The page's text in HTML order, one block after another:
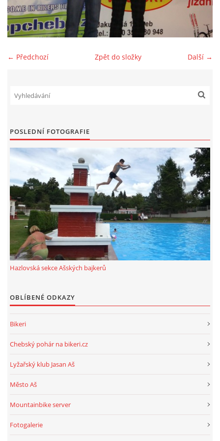
SPONZOŘI
PŘEHLED ZÁVODŮ
JEN PRO TRENÉRY
ZE ŽIVOTA BAJKERŮ
ROK 2024
ROK 2023
ROK 2022
← Předchozí Další →
Zpět do složky
POSLEDNÍ FOTOGRAFIE
Hazlovská sekce Ašských bajkerů
OBLÍBENÉ ODKAZY
Bikeri
Chebský pohár na bikeri.cz
Lyžařský klub Jasan Aš
Město Aš
Mountainbike server
Fotogalerie